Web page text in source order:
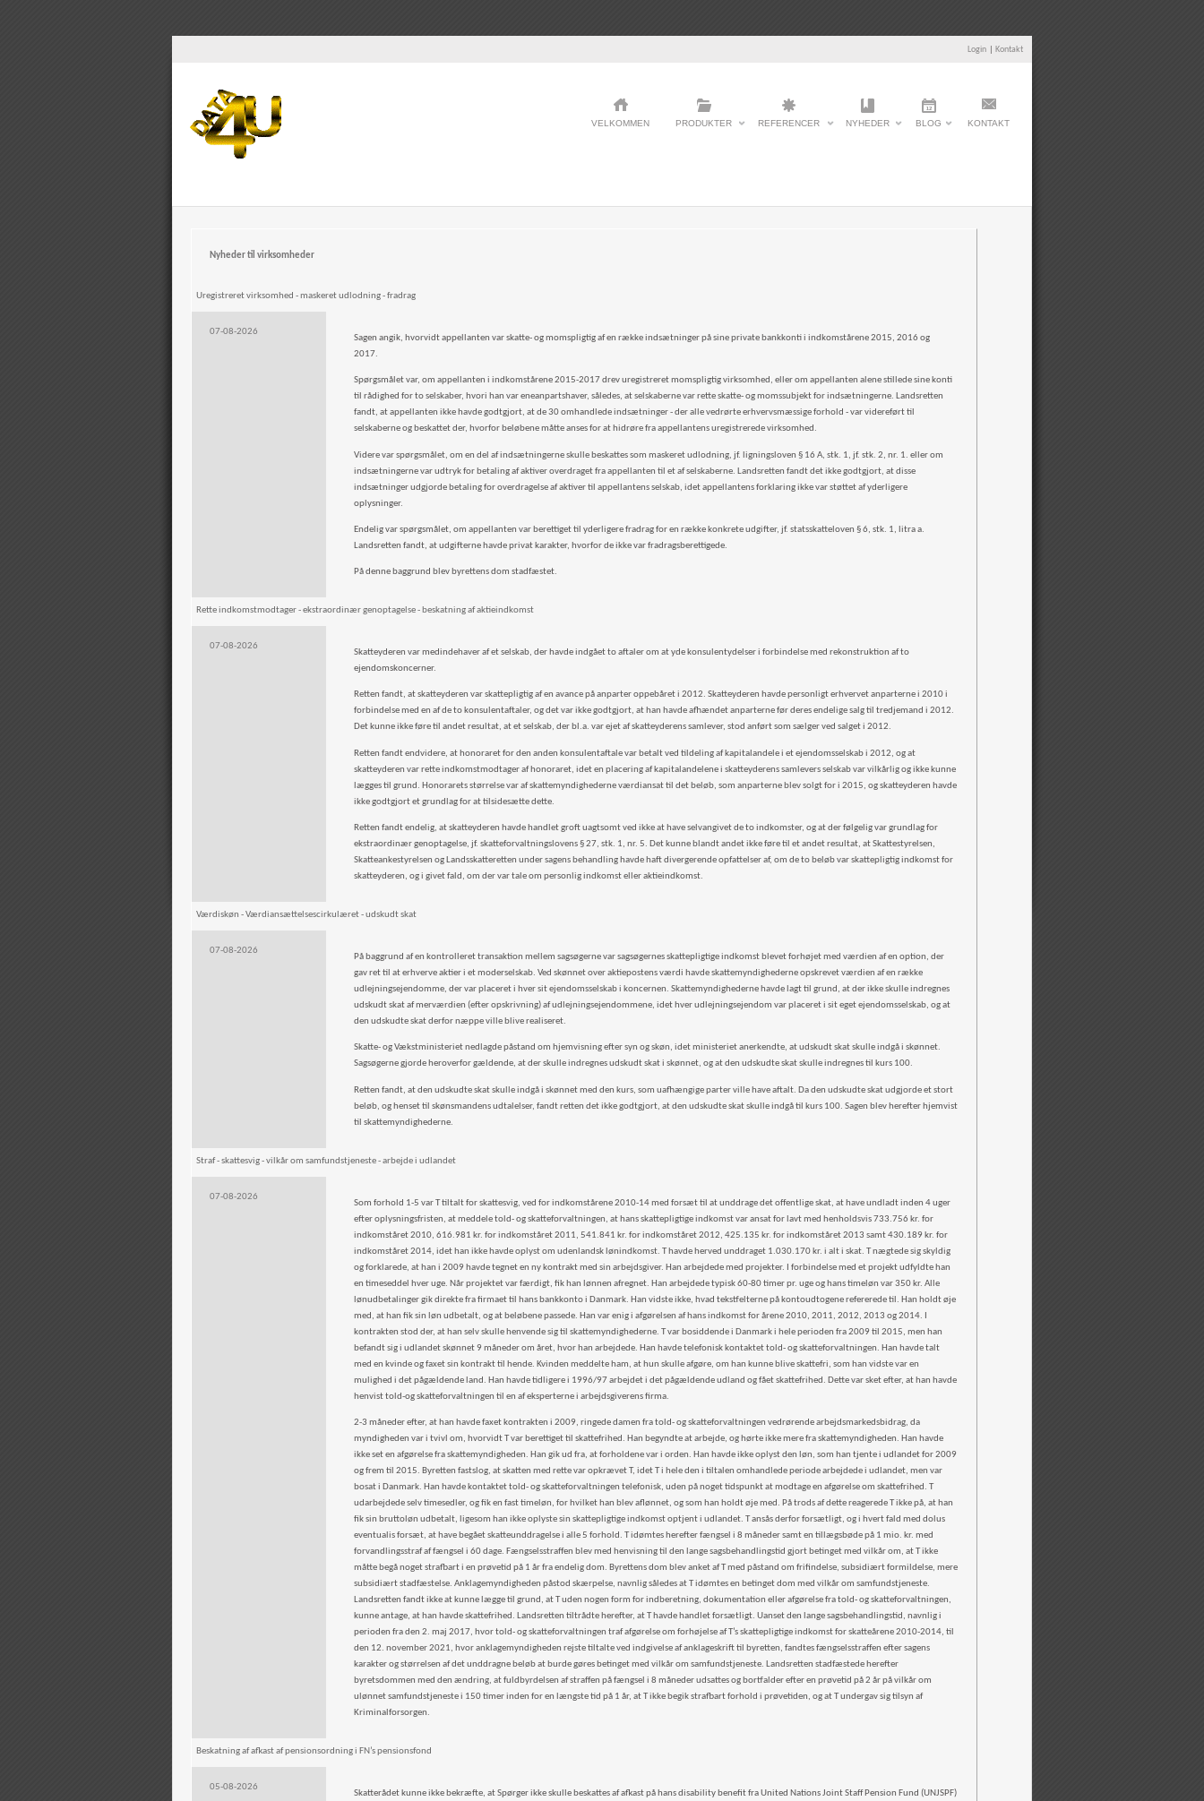
Login Kontakt
VELKOMMEN PRODUKTER REFERENCER NYHEDER BLOG KONTAKT
Nyheder til virksomheder
Uregistreret virksomhed - maskeret udlodning - fradrag
07-08-2026
Sagen angik, hvorvidt appellanten var skatte- og momspligtig af en række indsætninger på sine private bankkonti i indkomstårene 2015, 2016 og
2017.
Spørgsmålet var, om appellanten i indkomstårene 2015-2017 drev uregistreret momspligtig virksomhed, eller om appellanten alene stillede sine konti
til rådighed for to selskaber, hvori han var eneanpartshaver, således, at selskaberne var rette skatte- og momssubjekt for indsætningerne. Landsretten
fandt, at appellanten ikke havde godtgjort, at de 30 omhandlede indsætninger - der alle vedrørte erhvervsmæssige forhold - var videreført til
selskaberne og beskattet der, hvorfor beløbene måtte anses for at hidrøre fra appellantens uregistrerede virksomhed.
Videre var spørgsmålet, om en del af indsætningerne skulle beskattes som maskeret udlodning, jf. ligningsloven § 16 A, stk. 1, jf. stk. 2, nr. 1. eller om
indsætningerne var udtryk for betaling af aktiver overdraget fra appellanten til et af selskaberne. Landsretten fandt det ikke godtgjort, at disse
indsætninger udgjorde betaling for overdragelse af aktiver til appellantens selskab, idet appellantens forklaring ikke var støttet af yderligere
oplysninger.
Endelig var spørgsmålet, om appellanten var berettiget til yderligere fradrag for en række konkrete udgifter, jf. statsskatteloven § 6, stk. 1, litra a.
Landsretten fandt, at udgifterne havde privat karakter, hvorfor de ikke var fradragsberettigede.
På denne baggrund blev byrettens dom stadfæstet.
Rette indkomstmodtager - ekstraordinær genoptagelse - beskatning af aktieindkomst
07-08-2026
Skatteyderen var medindehaver af et selskab, der havde indgået to aftaler om at yde konsulentydelser i forbindelse med rekonstruktion af to
ejendomskoncerner.
Retten fandt, at skatteyderen var skattepligtig af en avance på anparter oppebåret i 2012. Skatteyderen havde personligt erhvervet anparterne i 2010 i
forbindelse med en af de to konsulentaftaler, og det var ikke godtgjort, at han havde afhændet anparterne før deres endelige salg til tredjemand i 2012.
Det kunne ikke føre til andet resultat, at et selskab, der bl.a. var ejet af skatteyderens samlever, stod anført som sælger ved salget i 2012.
Retten fandt endvidere, at honoraret for den anden konsulentaftale var betalt ved tildeling af kapitalandele i et ejendomsselskab i 2012, og at
skatteyderen var rette indkomstmodtager af honoraret, idet en placering af kapitalandelene i skatteyderens samlevers selskab var vilkårlig og ikke kunne
lægges til grund. Honorarets størrelse var af skattemyndighederne værdiansat til det beløb, som anparterne blev solgt for i 2015, og skatteyderen havde
ikke godtgjort et grundlag for at tilsidesætte dette.
Retten fandt endelig, at skatteyderen havde handlet groft uagtsomt ved ikke at have selvangivet de to indkomster, og at der følgelig var grundlag for
ekstraordinær genoptagelse, jf. skatteforvaltningslovens § 27, stk. 1, nr. 5. Det kunne blandt andet ikke føre til et andet resultat, at Skattestyrelsen,
Skatteankestyrelsen og Landsskatteretten under sagens behandling havde haft divergerende opfattelser af, om de to beløb var skattepligtig indkomst for
skatteyderen, og i givet fald, om der var tale om personlig indkomst eller aktieindkomst.
Værdiskøn - Værdiansættelsescirkulæret - udskudt skat
07-08-2026
På baggrund af en kontrolleret transaktion mellem sagsøgerne var sagsøgernes skattepligtige indkomst blevet forhøjet med værdien af en option, der
gav ret til at erhverve aktier i et moderselskab. Ved skønnet over aktiepostens værdi havde skattemyndighederne opskrevet værdien af en række
udlejningsejendomme, der var placeret i hver sit ejendomsselskab i koncernen. Skattemyndighederne havde lagt til grund, at der ikke skulle indregnes
udskudt skat af merværdien (efter opskrivning) af udlejningsejendommene, idet hver udlejningsejendom var placeret i sit eget ejendomsselskab, og at
den udskudte skat derfor næppe ville blive realiseret.
Skatte- og Vækstministeriet nedlagde påstand om hjemvisning efter syn og skøn, idet ministeriet anerkendte, at udskudt skat skulle indgå i skønnet.
Sagsøgerne gjorde heroverfor gældende, at der skulle indregnes udskudt skat i skønnet, og at den udskudte skat skulle indregnes til kurs 100.
Retten fandt, at den udskudte skat skulle indgå i skønnet med den kurs, som uafhængige parter ville have aftalt. Da den udskudte skat udgjorde et stort
beløb, og henset til skønsmandens udtalelser, fandt retten det ikke godtgjort, at den udskudte skat skulle indgå til kurs 100. Sagen blev herefter hjemvist
til skattemyndighederne.
Straf - skattesvig - vilkår om samfundstjeneste - arbejde i udlandet
07-08-2026
Som forhold 1-5 var T tiltalt for skattesvig, ved for indkomstårene 2010-14 med forsæt til at unddrage det offentlige skat, at have undladt inden 4 uger
efter oplysningsfristen, at meddele told- og skatteforvaltningen, at hans skattepligtige indkomst var ansat for lavt med henholdsvis 733.756 kr. for
indkomståret 2010, 616.981 kr. for indkomståret 2011, 541.841 kr. for indkomståret 2012, 425.135 kr. for indkomståret 2013 samt 430.189 kr. for
indkomståret 2014, idet han ikke havde oplyst om udenlandsk lønindkomst. T havde herved unddraget 1.030.170 kr. i alt i skat. T nægtede sig skyldig
og forklarede, at han i 2009 havde tegnet en ny kontrakt med sin arbejdsgiver. Han arbejdede med projekter. I forbindelse med et projekt udfyldte han
en timeseddel hver uge. Når projektet var færdigt, fik han lønnen afregnet. Han arbejdede typisk 60-80 timer pr. uge og hans timeløn var 350 kr. Alle
lønudbetalinger gik direkte fra firmaet til hans bankkonto i Danmark. Han vidste ikke, hvad tekstfelterne på kontoudtogene refererede til. Han holdt øje
med, at han fik sin løn udbetalt, og at beløbene passede. Han var enig i afgørelsen af hans indkomst for årene 2010, 2011, 2012, 2013 og 2014. I
kontrakten stod der, at han selv skulle henvende sig til skattemyndighederne. T var bosiddende i Danmark i hele perioden fra 2009 til 2015, men han
befandt sig i udlandet skønnet 9 måneder om året, hvor han arbejdede. Han havde telefonisk kontaktet told- og skatteforvaltningen. Han havde talt
med en kvinde og faxet sin kontrakt til hende. Kvinden meddelte ham, at hun skulle afgøre, om han kunne blive skattefri, som han vidste var en
mulighed i det pågældende land. Han havde tidligere i 1996/97 arbejdet i det pågældende udland og fået skattefrihed. Dette var sket efter, at han havde
henvist told-og skatteforvaltningen til en af eksperterne i arbejdsgiverens firma.
2-3 måneder efter, at han havde faxet kontrakten i 2009, ringede damen fra told- og skatteforvaltningen vedrørende arbejdsmarkedsbidrag, da
myndigheden var i tvivl om, hvorvidt T var berettiget til skattefrihed. Han begyndte at arbejde, og hørte ikke mere fra skattemyndigheden. Han havde
ikke set en afgørelse fra skattemyndigheden. Han gik ud fra, at forholdene var i orden. Han havde ikke oplyst den løn, som han tjente i udlandet for 2009
og frem til 2015. Byretten fastslog, at skatten med rette var opkrævet T, idet T i hele den i tiltalen omhandlede periode arbejdede i udlandet, men var
bosat i Danmark. Han havde kontaktet told- og skatteforvaltningen telefonisk, uden på noget tidspunkt at modtage en afgørelse om skattefrihed. T
udarbejdede selv timesedler, og fik en fast timeløn, for hvilket han blev aflønnet, og som han holdt øje med. På trods af dette reagerede T ikke på, at han
fik sin bruttoløn udbetalt, ligesom han ikke oplyste sin skattepligtige indkomst optjent i udlandet. T ansås derfor forsætligt, og i hvert fald med dolus
eventualis forsæt, at have begået skatteunddragelse i alle 5 forhold. T idømtes herefter fængsel i 8 måneder samt en tillægsbøde på 1 mio. kr. med
forvandlingsstraf af fængsel i 60 dage. Fængselsstraffen blev med henvisning til den lange sagsbehandlingstid gjort betinget med vilkår om, at T ikke
måtte begå noget strafbart i en prøvetid på 1 år fra endelig dom. Byrettens dom blev anket af T med påstand om frifindelse, subsidiært formildelse, mere
subsidiært stadfæstelse. Anklagemyndigheden påstod skærpelse, navnlig således at T idømtes en betinget dom med vilkår om samfundstjeneste.
Landsretten fandt ikke at kunne lægge til grund, at T uden nogen form for indberetning, dokumentation eller afgørelse fra told- og skatteforvaltningen,
kunne antage, at han havde skattefrihed. Landsretten tiltrådte herefter, at T havde handlet forsætligt. Uanset den lange sagsbehandlingstid, navnlig i
perioden fra den 2. maj 2017, hvor told- og skatteforvaltningen traf afgørelse om forhøjelse af T’s skattepligtige indkomst for skatteårene 2010-2014, til
den 12. november 2021, hvor anklagemyndigheden rejste tiltalte ved indgivelse af anklageskrift til byretten, fandtes fængselsstraffen efter sagens
karakter og størrelsen af det unddragne beløb at burde gøres betinget med vilkår om samfundstjeneste. Landsretten stadfæstede herefter
byretsdommen med den ændring, at fuldbyrdelsen af straffen på fængsel i 8 måneder udsattes og bortfalder efter en prøvetid på 2 år på vilkår om
ulønnet samfundstjeneste i 150 timer inden for en længste tid på 1 år, at T ikke begik strafbart forhold i prøvetiden, og at T undergav sig tilsyn af
Kriminalforsorgen.
Beskatning af afkast af pensionsordning i FN’s pensionsfond
05-08-2026
Skatterådet kunne ikke bekræfte, at Spørger ikke skulle beskattes af afkast på hans disability benefit fra United Nations Joint Staff Pension Fund (UNJSPF)